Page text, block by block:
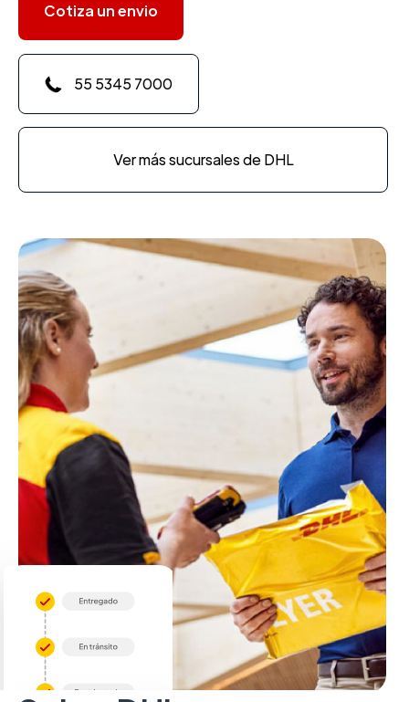
Cotiza un envio
55 5345 7000
Ver más sucursales de DHL